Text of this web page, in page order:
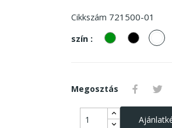
Cikkszám 721500-01
szín :
zöld Fekete
Megosztás